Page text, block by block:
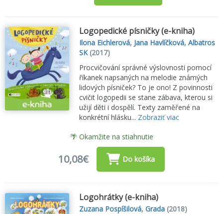
Logopedické písničky (e-kniha)
Ilona Eichlerová, Jana Havlíčková,Albatros
SK(2017)
Procvičování správné výslovnosti pomocí
říkanek napsaných na melodie známých
lidových písniček? To je ono! Z povinnosti
cvičit logopedii se stane zábava, kterou si
užijí děti i dospělí. Texty zaměřené na
konkrétní hlásku... Zobraziť viac
🌴 Okamžite na stiahnutie
10,08€ Do košíka
Logohrátky (e-kniha)
Zuzana Pospíšilová,Grada (2018)